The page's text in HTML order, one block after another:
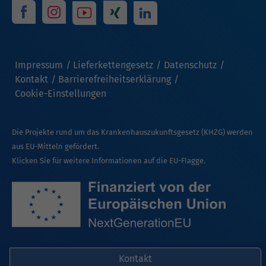
Kontakt
Impressum Lieferkettengesetz
Datenschutz
Kontakt
Barrierefreiheitserklärung
Cookie-Einstellungen
Die Projekte rund um das Krankenhauszukunftsgesetz (KHZG) werden
aus EU-Mitteln gefördert.
Klicken Sie für weitere Informationen auf die EU-Flagge.